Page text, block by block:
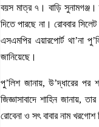
বয়স মাত্র ৭। বাড়ি
দিতে পারছে না। রোববার
এসএমপির এয়ারপোর্ট থা’না
জানিয়েছে।
পু’লিশ জানায়, উ’দ্ধারের পর
জিজ্ঞাসাবাদে শাহিন জানায়,
রোবেনা ও সৎ বাবার নাম খরগোশ